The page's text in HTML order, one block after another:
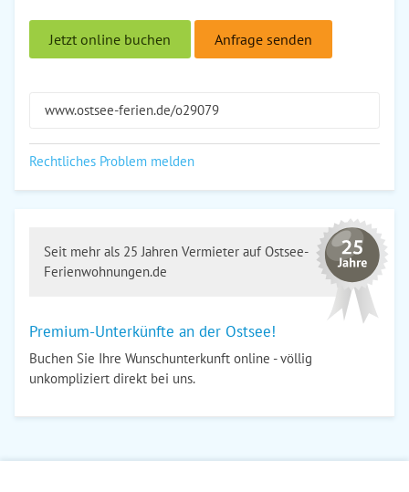
Jetzt online buchen Anfrage senden
www.ostsee-ferien.de/o29079
Rechtliches Problem melden
Seit mehr als 25 Jahren Vermieter auf Ostsee-
Ferienwohnungen.de
Premium-Unterkünfte an der Ostsee!
Buchen Sie Ihre Wunschunterkunft online - völlig
unkompliziert direkt bei uns.